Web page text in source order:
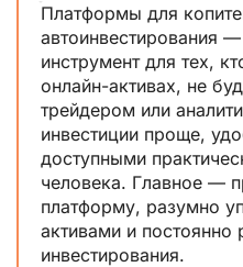
Платформы для
автоинвестирования
инструмент для тех,
онлайн-активах, не
трейдером или
инвестиции проще,
доступными
человека. Главное —
платформу, разумно
активами и постоянно
инвестирования.